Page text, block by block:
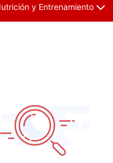
y Entrenamiento